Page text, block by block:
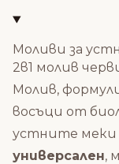
Моливи за
2в1 молив
Молив,
восъци от
устните меки
универсален,